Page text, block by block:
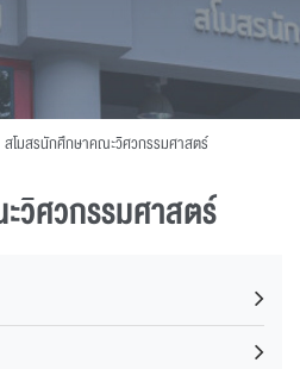
สโมสรนักศึกษาคณะวิศวกรรมศาสตร์
วิศวกรรมศาสตร์